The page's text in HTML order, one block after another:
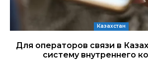
Казахстан
Для операторов связи в
систему внутреннего